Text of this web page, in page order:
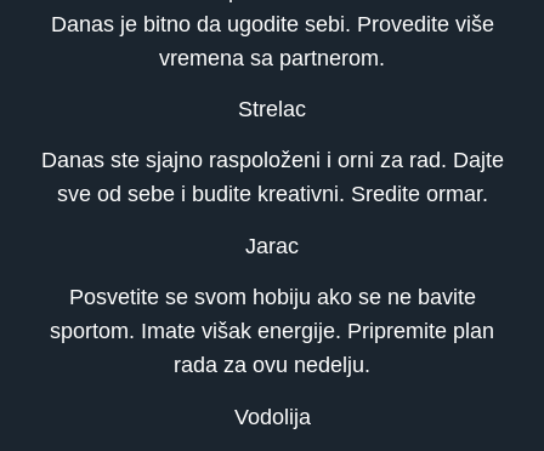
Danas je bitno da ugodite sebi. Provedite više
vremena sa partnerom.
Strelac
Danas ste sjajno raspoloženi i orni za rad. Dajte
sve od sebe i budite kreativni. Sredite ormar.
Jarac
Posvetite se svom hobiju ako se ne bavite
sportom. Imate višak energije. Pripremite plan
rada za ovu nedelju.
Vodolija